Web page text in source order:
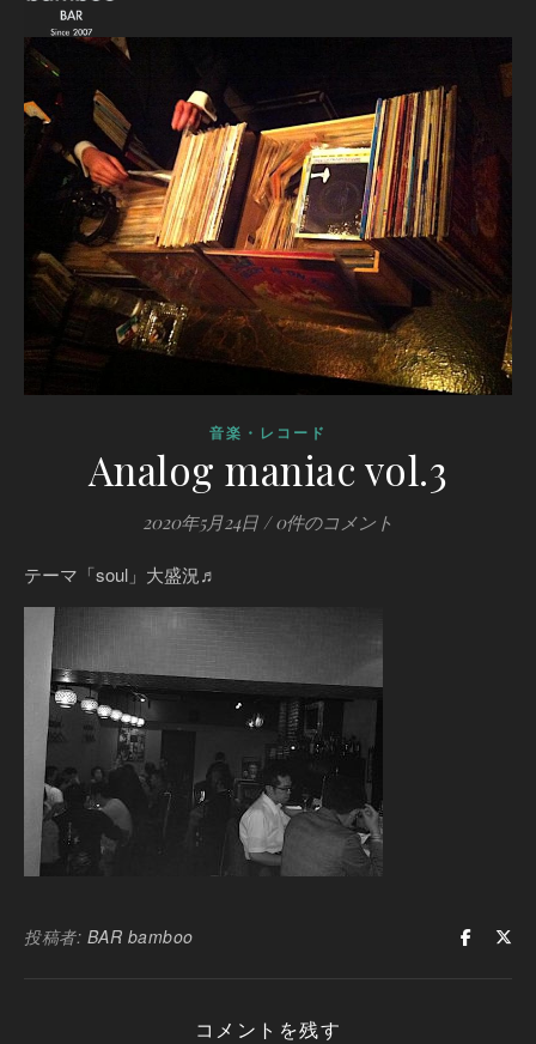
音楽・レコード
Analog maniac vol.3
2020年5月24日 / 0件のコメント
テーマ「soul」大盛況♬
投稿者: BAR bamboo
コメントを残す